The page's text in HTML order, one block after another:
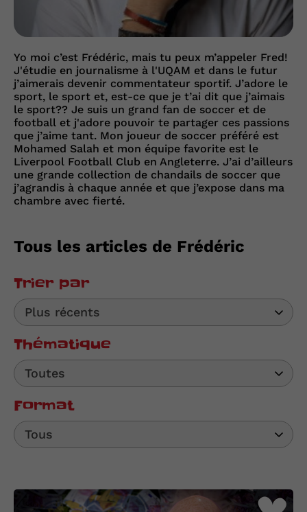
Yo moi c’est Frédéric, mais tu peux m’appeler Fred!
J'étudie en journalisme à l'UQAM et dans le futur
j’aimerais devenir commentateur sportif. J’adore le
sport, le sport et, est-ce que je t’ai dit que j’aimais
le sport?? Je suis un grand fan de soccer et de
football et j'adore pouvoir te partager ces passions
que j’aime tant. Mon joueur de soccer préféré est
Mohamed Salah et mon équipe favorite est le
Liverpool Football Club en Angleterre. J’ai d’ailleurs
une grande collection de chandails de soccer que
j’agrandis à chaque année et que j’expose dans ma
chambre avec fierté.
Tous les articles de Frédéric
Trier par
Plus récents
Thématique
Toutes
Format
Tous